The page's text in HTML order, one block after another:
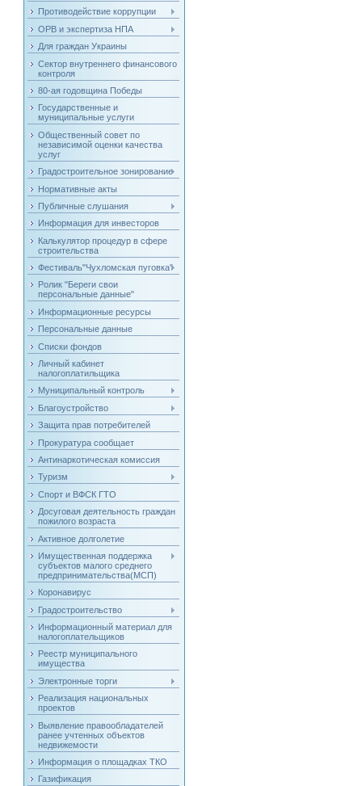
Противодействие коррупции
ОРВ и экспертиза НПА
Для граждан Украины
Сектор внутреннего финансового
контроля
80-ая годовщина Победы
Государственные и
муниципальные услуги
Общественный совет по
независимой оценки качества
услуг
Градостроительное зонирование
Нормативные акты
Публичные слушания
Информация для инвесторов
Калькулятор процедур в сфере
строительства
Фестиваль"Чухломская пуговка"
Ролик "Береги свои
персональные данные"
Информационные ресурсы
Персональные данные
Списки фондов
Личный кабинет
налогоплатильщика
Муниципальный контроль
Благоустройство
Защита прав потребителей
Прокуратура сообщает
Антинаркотическая комиссия
Туризм
Спорт и ВФСК ГТО
Досуговая деятельность граждан
пожилого возраста
Активное долголетие
Имущественная поддержка
субъектов малого среднего
предпринимательства(МСП)
Коронавирус
Градостроительство
Информационный материал для
налогоплательщиков
Реестр муниципального
имущества
Электронные торги
Реализация национальных
проектов
Выявление правообладателей
ранее учтенных объектов
недвижемости
Информация о площадках ТКО
Газификация